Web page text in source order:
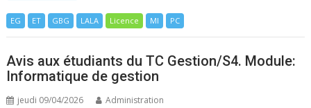
EG ET GBG LALA Licence MI PC
Avis aux étudiants du TC Gestion/S4. Module:
Informatique de gestion
jeudi 09/04/2026 Administration